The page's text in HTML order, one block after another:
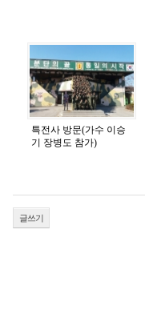
특전사 방문(가수 이승
기 장병도 참가)
글쓰기